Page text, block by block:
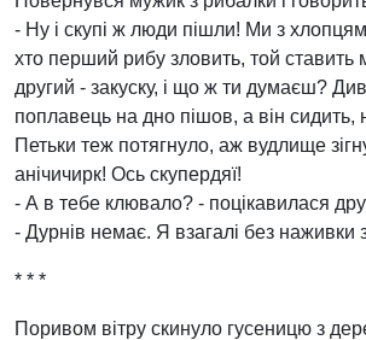
- Ну і скупі ж люди пішли! Ми з
хто перший рибу зловить, той ставить
другий - закуску, і що ж ти думаєш?
поплавець на дно пішов, а він сидить,
Петьки теж потягнуло, аж вудлище
анічичирк! Ось скупердяї!
- А в тебе клювало? - поцікавилася
- Дурнів немає. Я взагалі без наживки
* * *
Поривом вітру скинуло гусеницю з